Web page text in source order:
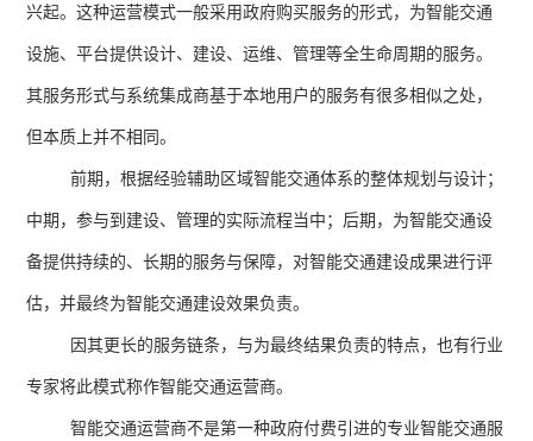
兴起。这种运营模式一般采用政府购买服务的形式，为智能交通
设施、平台提供设计、建设、运维、管理等全生命周期的服务。
其服务形式与系统集成商基于本地用户的服务有很多相似之处，
但本质上并不相同。
前期，根据经验辅助区域智能交通体系的整体规划与设计；
中期，参与到建设、管理的实际流程当中；后期，为智能交通设
备提供持续的、长期的服务与保障，对智能交通建设成果进行评
估，并最终为智能交通建设效果负责。
因其更长的服务链条，与为最终结果负责的特点，也有行业
专家将此模式称作智能交通运营商。
智能交通运营商不是第一种政府付费引进的专业智能交通服